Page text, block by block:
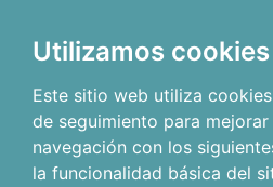
Utilizamos cookies
Este sitio web utiliza
de seguimiento para
navegación con los
la funcionalidad básica del